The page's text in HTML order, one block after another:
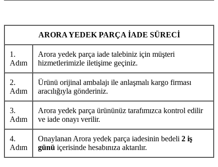
ARORA YEDEK PARÇA İADE SÜRECİ
1.
Adım
Arora yedek parça iade talebiniz için müşteri
hizmetlerimizle iletişime geçiniz.
2.
Adım
Ürünü orijinal ambalajı ile anlaşmalı kargo firması
aracılığıyla gönderiniz.
3.
Adım
Arora yedek parça ürününüz tarafımızca kontrol edilir
ve iade onayı verilir.
4.
Adım
Onaylanan Arora yedek parça iadesinin bedeli 2 iş
günü içerisinde hesabınıza aktarılır.